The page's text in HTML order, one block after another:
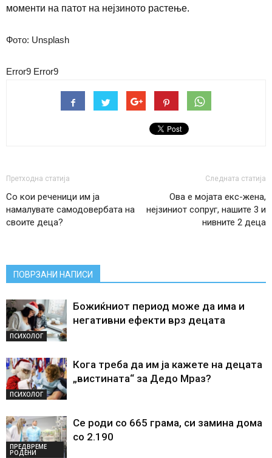
моменти на патот на нејзиното растење.
Фото: Unsplash
Error9 Error9
Претходна статија
Со кои реченици им ја
намалувате самодовербата на
своите деца?
Следната статија
Ова е мојата екс-жена,
нејзиниот сопруг, нашите 3 и
нивните 2 деца
ПОВРЗАНИ НАПИСИ
ПСИХОЛОГ
Божиќниот период може да има и
негативни ефекти врз децата
ПСИХОЛОГ
Кога треба да им ја кажете на децата
„вистината“ за Дедо Мраз?
ПРЕДВРЕМЕ
РОДЕНИ
Се роди со 665 грама, си замина дома
со 2.190